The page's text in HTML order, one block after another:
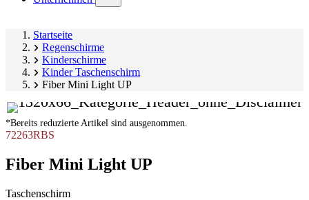
submenu)
Startseite
Regenschirme
Kinderschirme
Kinder Taschenschirm
Fiber Mini Light UP
*Bereits reduzierte Artikel sind ausgenommen.
72263RBS
Fiber Mini Light UP
Taschenschirm